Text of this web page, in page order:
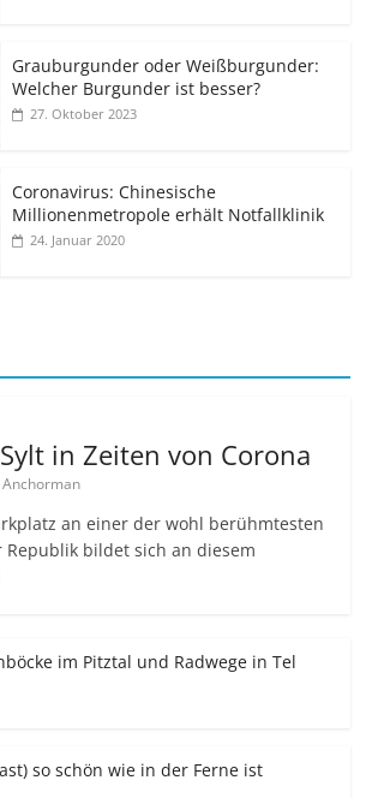
Grauburgunder oder Weißburgunder:
Welcher Burgunder ist besser?
27. Oktober 2023
Coronavirus: Chinesische
Millionenmetropole erhält Notfallklinik
24. Januar 2020
in Zeiten von Corona
Anchorman
an einer der wohl berühmtesten
bildet sich an diesem
im Pitztal und Radwege in Tel
so schön wie in der Ferne ist